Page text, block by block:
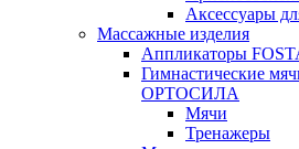
Аксессуары
Массажные изделия
Аппликаторы
Гимнастические
ОРТОСИЛА
Мячи
Тренажеры